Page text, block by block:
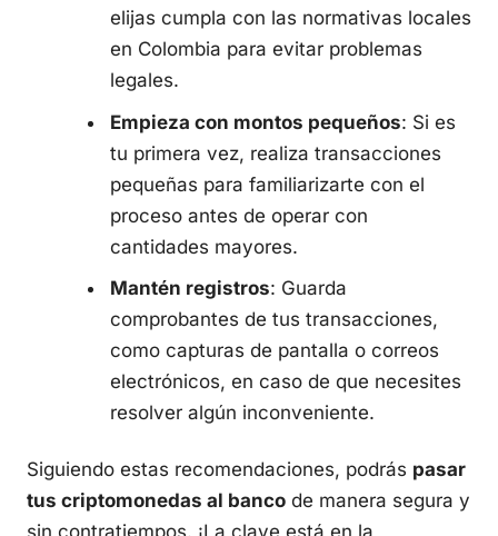
elijas cumpla con las normativas locales
en Colombia para evitar problemas
legales.
Empieza con montos pequeños: Si es
tu primera vez, realiza transacciones
pequeñas para familiarizarte con el
proceso antes de operar con
cantidades mayores.
Mantén registros: Guarda
comprobantes de tus transacciones,
como capturas de pantalla o correos
electrónicos, en caso de que necesites
resolver algún inconveniente.
Siguiendo estas recomendaciones, podrás pasar
tus criptomonedas al banco de manera segura y
sin contratiempos. ¡La clave está en la